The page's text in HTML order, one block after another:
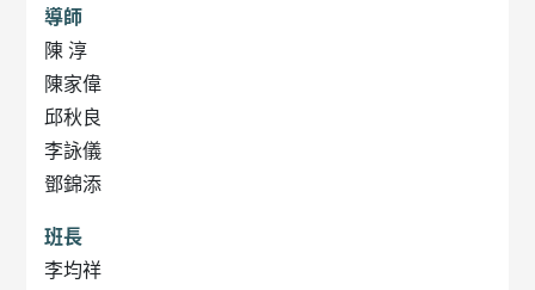
導師
陳 淳
陳家偉
邱秋良
李詠儀
鄧錦添
班長
李均祥